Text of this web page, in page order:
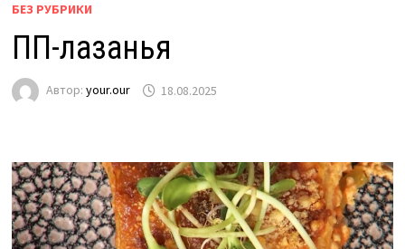
БЕЗ РУБРИКИ
ПП-лазанья
Автор: your.our 18.08.2025